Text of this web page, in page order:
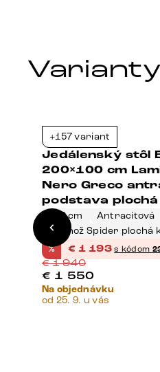
+157 variant
Jedálenský stôl
200×100 cm
Nero Greco
podstava
200 cm
Antracitová
Podnož Spider plochá
% € 1 193 s kódom
€1 940
€ 1 550
Na objednávku
od 25. 9. u vás